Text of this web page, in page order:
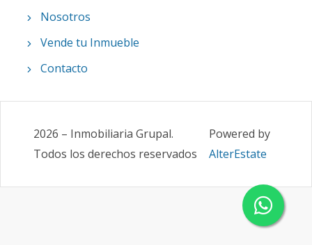
Nosotros
Vende tu Inmueble
Contacto
2026 – Inmobiliaria Grupal.
Todos los derechos reservados
Powered by
AlterEstate